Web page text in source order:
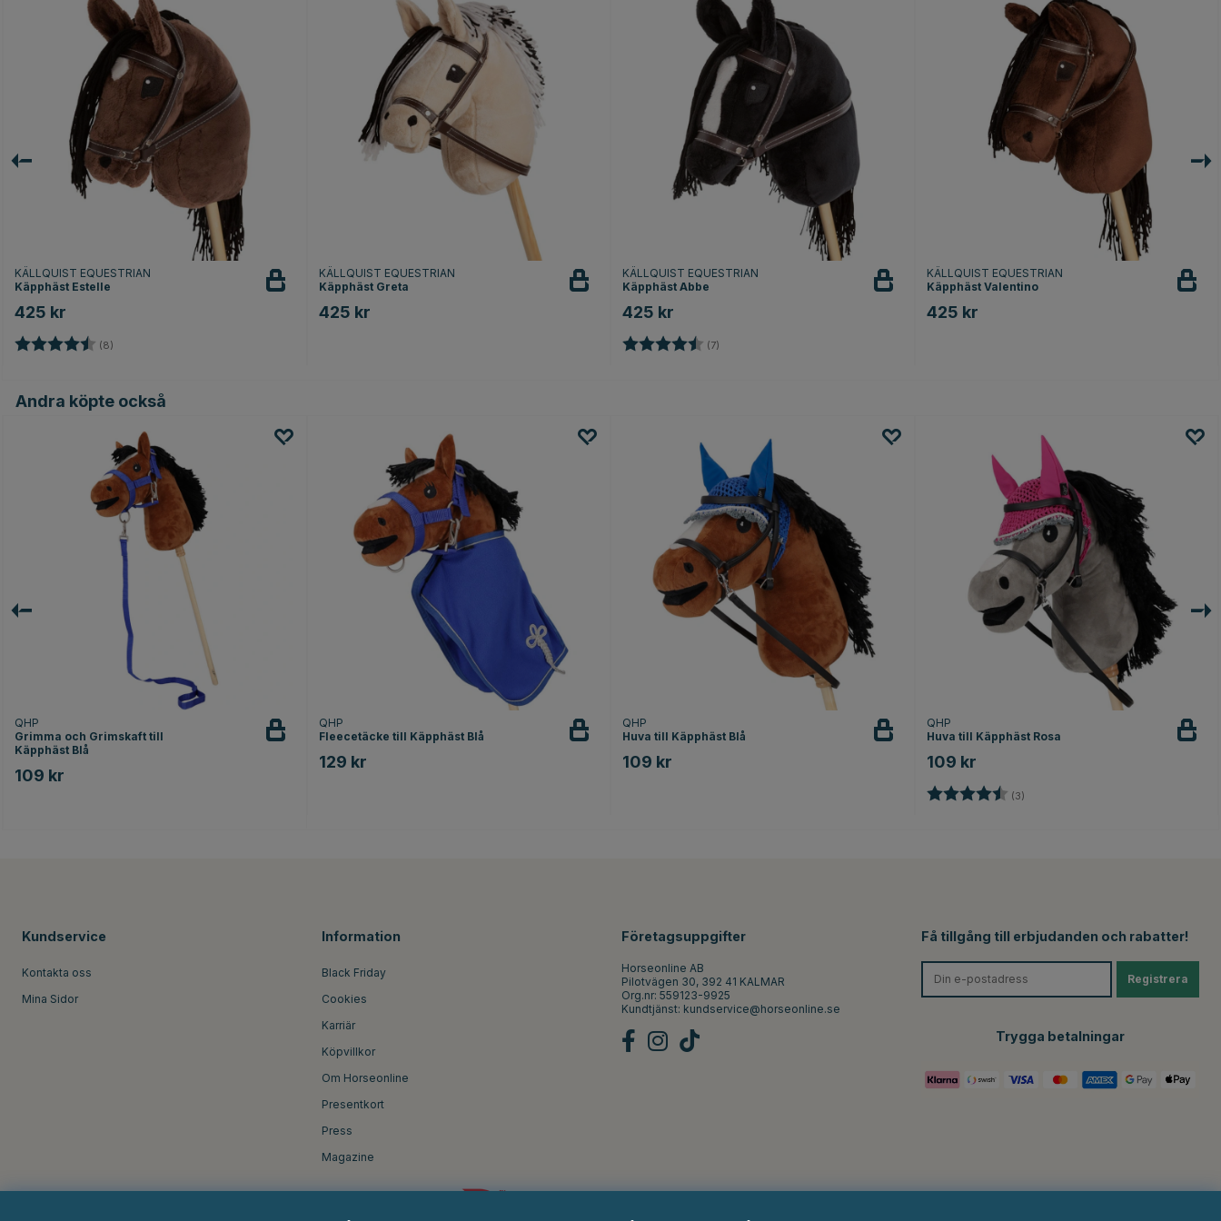
KÄLLQUIST EQUESTRIAN
Käpphäst Estelle
425 kr
Betyg: (8)
KÄLLQUIST EQUESTRIAN
Käpphäst Greta
425 kr
KÄLLQUIST EQUESTRIAN
Käpphäst Abbe
425 kr
Betyg: (7)
KÄLLQUIST EQUESTRIAN
Käpphäst Valentino
425 kr
Andra köpte också
QHP
Grimma och Grimskaft till
Käpphäst Blå
109 kr
QHP
Fleecetäcke till Käpphäst Blå
129 kr
QHP
Huva till Käpphäst Blå
109 kr
QHP
Huva till Käpphäst Rosa
109 kr
Betyg: (3)
Kundservice
Kontakta oss
Mina Sidor
Information
Black Friday
Cookies
Karriär
Köpvillkor
Om Horseonline
Presentkort
Press
Magazine
Företagsuppgifter
Horseonline AB
Pilotvägen 30, 392 41 KALMAR
Org.nr: 559123-9925
Kundtjänst: kundservice@horseonline.se
Få tillgång till erbjudanden och rabatter!
Registrera
Trygga betalningar